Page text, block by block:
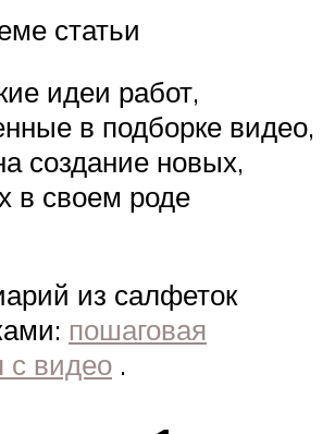
статьи
идеи работ,
в подборке видео,
создание новых,
в своем роде
из салфеток
пошаговая
с видео .